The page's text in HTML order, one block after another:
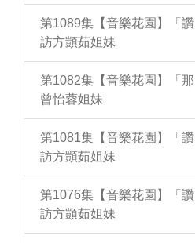
第1089集【音樂花園】「讚
訪方顗茹姐妹
第1082集【音樂花園】「
曾怡蓉姐妹
第1081集【音樂花園】「讚
訪方顗茹姐妹
第1076集【音樂花園】「讚
訪方顗茹姐妹